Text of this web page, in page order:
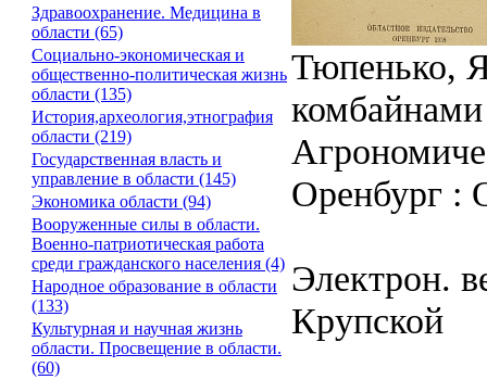
Здравоохранение. Медицина в
области (65)
Социально-экономическая и
общественно-политическая жизнь
области (135)
История,археология,этнография
области (219)
Государственная власть и
управление в области (145)
Экономика области (94)
Вооруженные силы в области.
Военно-патриотическая работа
среди гражданского населения (4)
Народное образование в области
(133)
Культурная и научная жизнь
области. Просвещение в области.
(60)
Тюпенько,
Оренбург :
Электрон.
Крупской